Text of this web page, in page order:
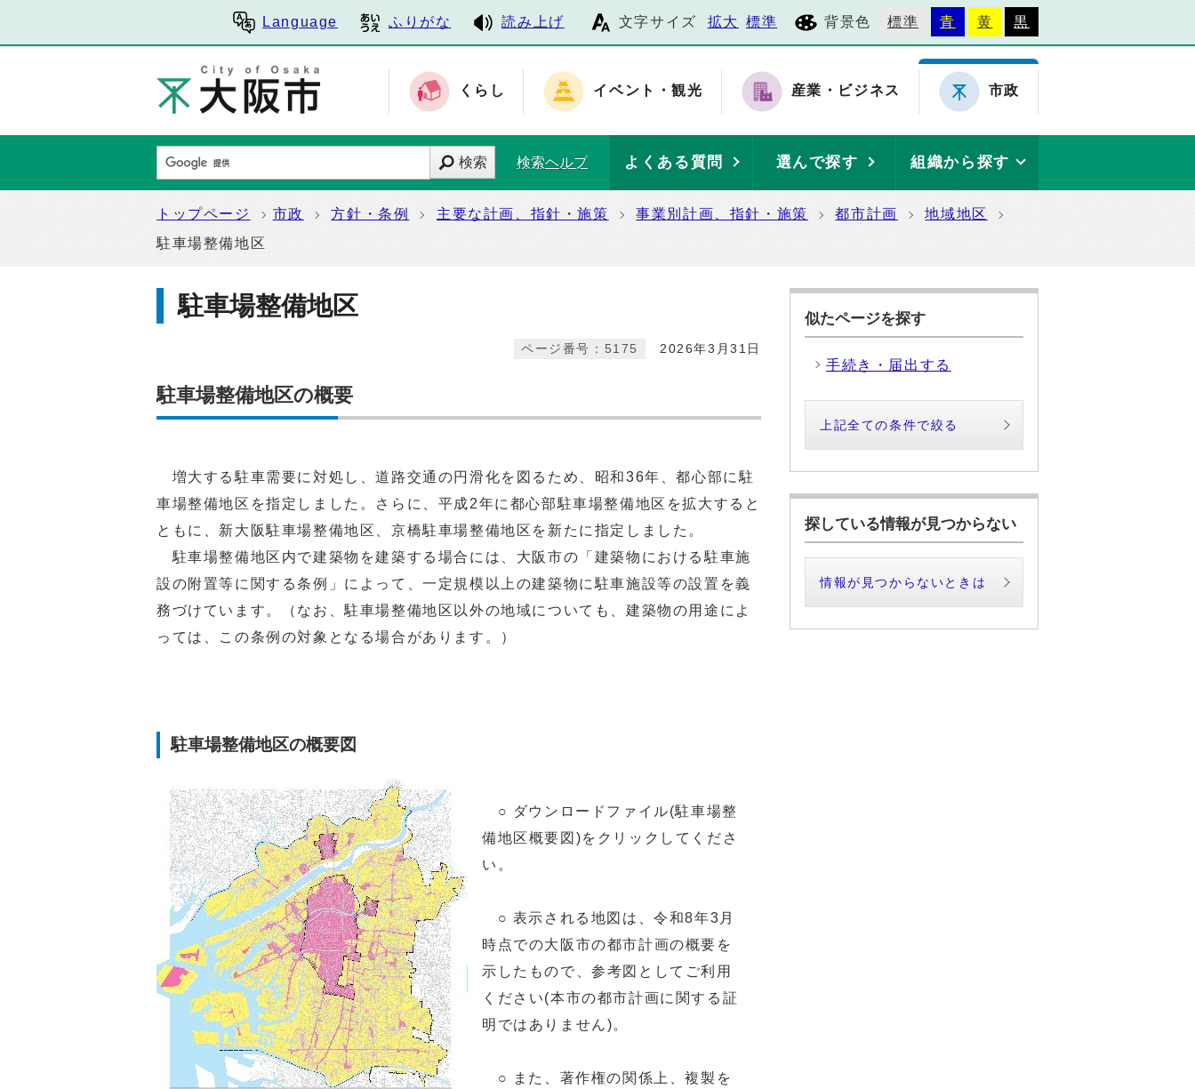
Language ふりがな 読み上げ 文字サイズ 拡大 標準 背景色 標準 青 黄 黒
くらし イベント・観光 産業・ビジネス 市政
検索 検索ヘルプ よくある質問 選んで探す 組織から探す
トップページ 市政 方針・条例 主要な計画、指針・施策 事業別計画、指針・施策 都市計画
地域地区
駐車場整備地区
駐車場整備地区
2026年3月31日
ページ番号：5175
駐車場整備地区の概要
増大する駐車需要に対処し、道路交通の円滑化を図るため、昭和36年、都心部に駐
車場整備地区を指定しました。さらに、平成2年に都心部駐車場整備地区を拡大すると
ともに、新大阪駐車場整備地区、京橋駐車場整備地区を新たに指定しました。
駐車場整備地区内で建築物を建築する場合には、大阪市の「建築物における駐車施
設の附置等に関する条例」によって、一定規模以上の建築物に駐車施設等の設置を義
務づけています。（なお、駐車場整備地区以外の地域についても、建築物の用途によ
っては、この条例の対象となる場合があります。）
駐車場整備地区の概要図
○ ダウンロードファイル(駐車場整
備地区概要図)をクリックしてくださ
い。
○ 表示される地図は、令和8年3月
時点での大阪市の都市計画の概要を
示したもので、参考図としてご利用
ください(本市の都市計画に関する証
明ではありません)。
○ また、著作権の関係上、複製を
似たページを探す
手続き・届出する
上記全ての条件で絞る
探している情報が見つからない
情報が見つからないときは